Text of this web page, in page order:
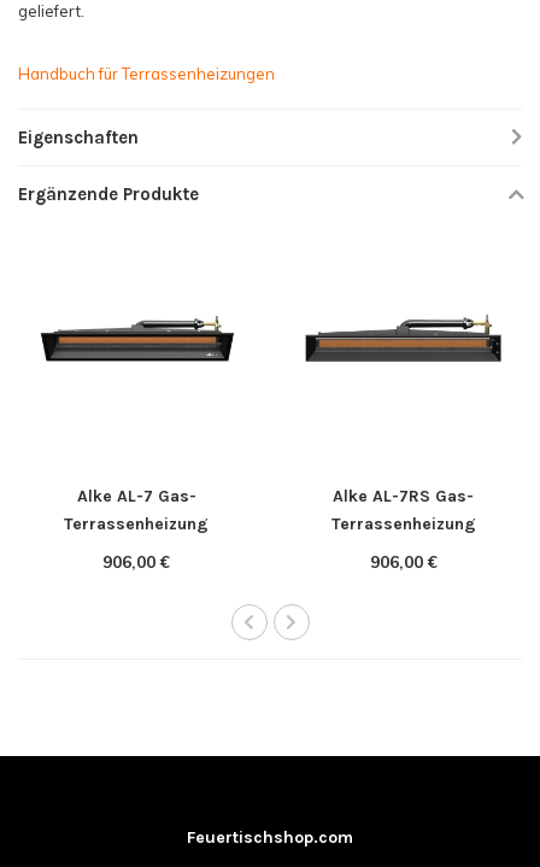
geliefert.
Handbuch für Terrassenheizungen
Eigenschaften
Ergänzende Produkte
Alke AL-7 Gas-
Terrassenheizung
906,00 €
Alke AL-7RS Gas-
Terrassenheizung
906,00 €
Feuertischshop.com